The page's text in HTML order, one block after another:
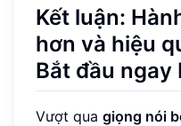
Kết luận:
hơn và hiệu
Bắt đầu ngay
Vượt qua giọng nói